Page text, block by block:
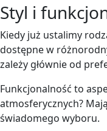
Styl i
Kiedy już ustalimy
dostępne w
zależy głównie od
Funkcjonalność to
atmosferycznych?
świadomego wyboru.